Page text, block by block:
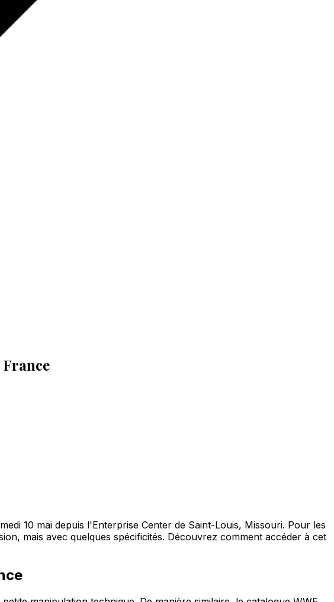
10 mai depuis l'Enterprise Center de Saint-Louis, Missouri. Pour les
mais avec quelques spécificités. Découvrez comment accéder à cet